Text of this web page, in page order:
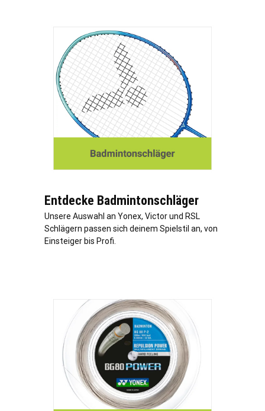
Entdecke Badmintonschläger
Unsere Auswahl an Yonex, Victor und RSL
Schlägern passen sich deinem Spielstil an, von
Einsteiger bis Profi.